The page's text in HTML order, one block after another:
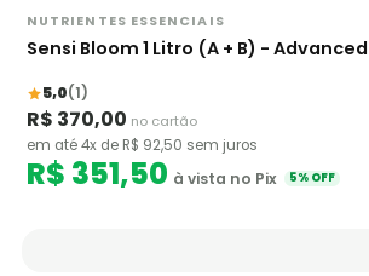
NUTRIENTES ESSENCIAIS
Sensi Bloom 1 Litro (A + B) -
5,0(1)
R$ 370,00 no cartão
em até 4x de R$ 92,50 sem juros
R$ 351,50 à vista no Pix 5% OFF